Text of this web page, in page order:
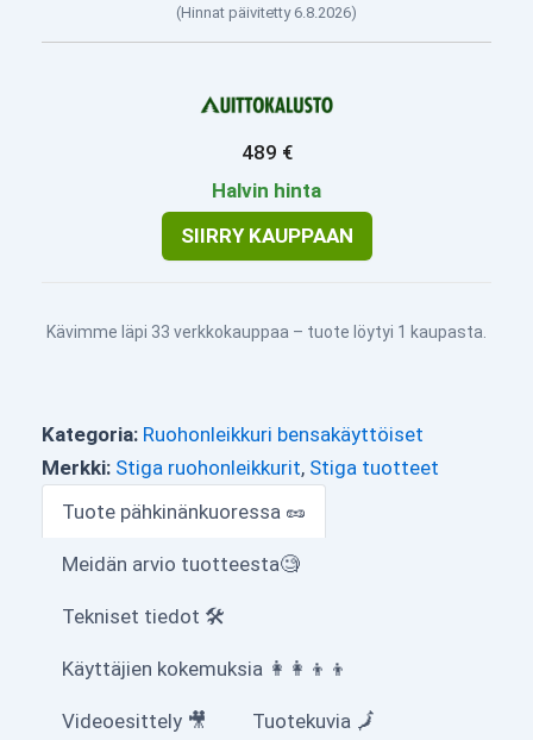
(Hinnat päivitetty 6.8.2026)
489 €
Halvin hinta
SIIRRY KAUPPAAN
Kävimme läpi 33 verkkokauppaa – tuote löytyi 1 kaupasta.
Kategoria: Ruohonleikkuri bensakäyttöiset
Merkki: Stiga ruohonleikkurit, Stiga tuotteet
Tuote pähkinänkuoressa 🥜
Meidän arvio tuotteesta🧐
Tekniset tiedot 🛠
Käyttäjien kokemuksia 👩‍👩‍👦‍👦
Videoesittely 🎥 Tuotekuvia 🗾